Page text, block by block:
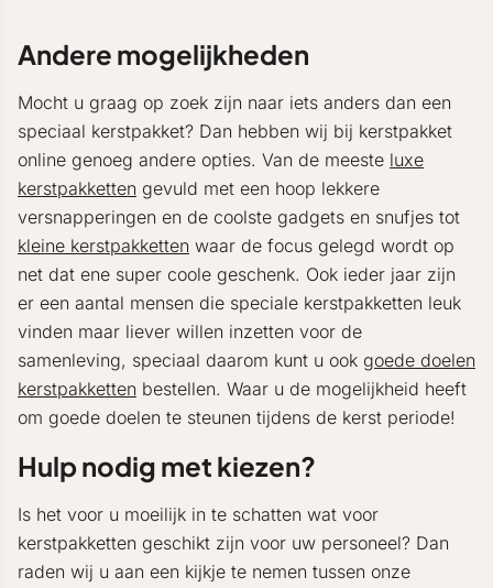
Andere mogelijkheden
Mocht u graag op zoek zijn naar iets anders dan een
speciaal kerstpakket? Dan hebben wij bij kerstpakket
online genoeg andere opties. Van de meeste luxe
kerstpakketten gevuld met een hoop lekkere
versnapperingen en de coolste gadgets en snufjes tot
kleine kerstpakketten waar de focus gelegd wordt op
net dat ene super coole geschenk. Ook ieder jaar zijn
er een aantal mensen die speciale kerstpakketten leuk
vinden maar liever willen inzetten voor de
samenleving, speciaal daarom kunt u ook goede doelen
kerstpakketten bestellen. Waar u de mogelijkheid heeft
om goede doelen te steunen tijdens de kerst periode!
Hulp nodig met kiezen?
Is het voor u moeilijk in te schatten wat voor
kerstpakketten geschikt zijn voor uw personeel? Dan
raden wij u aan een kijkje te nemen tussen onze